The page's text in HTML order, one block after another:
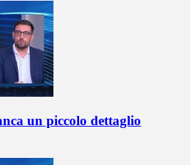
un piccolo dettaglio